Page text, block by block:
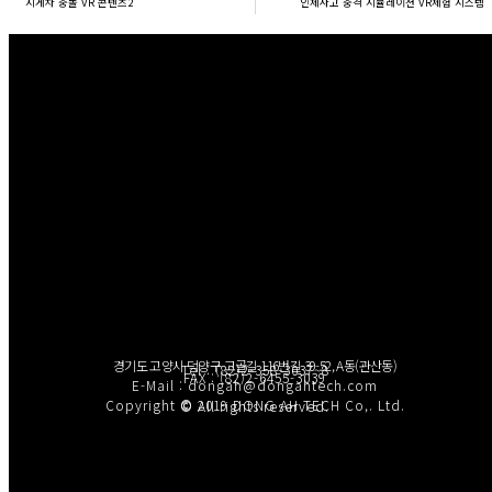
경기도 고양시 덕양구 고골길 116번길 39-52, A동(관산동)
Tel : (82)2-358-3037~8
FAX : (82)2-6455-3039
E-Mail : dongah@dongahtech.com
Copyright © 2019 DONG AH TECH Co,. Ltd.
© All rights reserved.